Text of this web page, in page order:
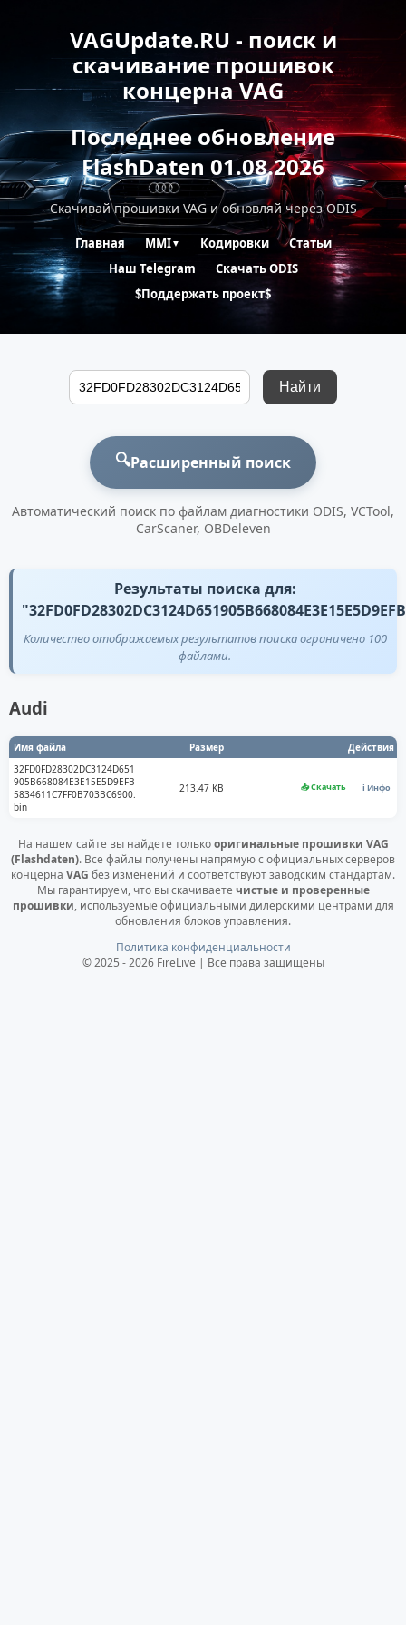
VAGUpdate.RU - поиск и
скачивание прошивок
концерна VAG
Последнее обновление
FlashDaten 01.08.2026
Скачивай прошивки VAG и обновляй через ODIS
Главная MMI▼ Кодировки
Статьи
Наш Telegram
Скачать ODIS
$Поддержать проект$
Найти
🔍Расширенный поиск
Автоматический поиск по файлам диагностики ODIS, VCTool,
CarScaner, OBDeleven
Результаты поиска для:
Количество отображаемых результатов поиска ограничено 100
файлами.
Audi
Имя файла Размер
Действия
32FD0FD28302DC3124D651
905B668084E3E15E5D9EFB
5834611C7FF0B703BC6900.
bin
213.47 KB 📥 Скачать ℹ️ Инфо
На нашем сайте вы найдете толькооригинальные прошивки VAG
(Flashdaten). Все файлы получены напрямую с официальных серверов
концерна VAG без изменений и соответствуют заводским стандартам.
Мы гарантируем, что вы скачиваете чистые и проверенные
прошивки, используемые официальными дилерскими центрами для
обновления блоков управления.
Политика конфиденциальности
© 2025 - 2026 FireLive | Все права защищены